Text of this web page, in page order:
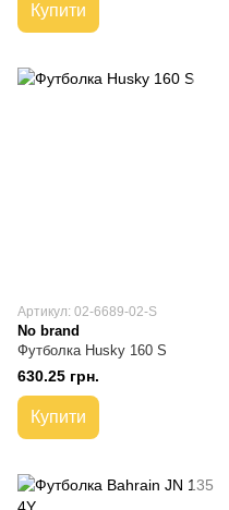
Купити
Артикул: 02-6689-02-S
No brand
Футболка Husky 160 S
630.25 грн.
Купити